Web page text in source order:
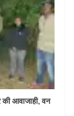
की आवाजाही, वन